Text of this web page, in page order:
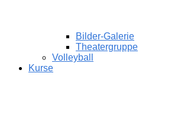
Bilder-Galerie
Theatergruppe
Volleyball
Kurse